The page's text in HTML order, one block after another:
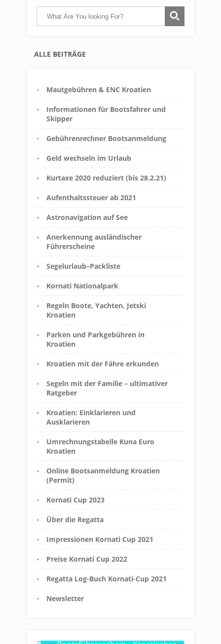
ALLE BEITRÄGE
Mautgebühren & ENC Kroatien
Informationen für Bootsfahrer und
Skipper
Gebührenrechner Bootsanmeldung
Geld wechseln im Urlaub
Kurtaxe 2020 reduziert (bis 28.2.21)
Aufenthaltssteuer ab 2021
Astronavigation auf See
Anerkennung ausländischer
Führerscheine
Segelurlaub–Packliste
Kornati Nationalpark
Regeln Boote, Yachten, Jetski
Kroatien
Parken und Parkgebühren in
Kroatien
Kroatien mit der Fähre erkunden
Segeln mit der Familie – ultimativer
Ratgeber
Kroatien: Einklarieren und
Ausklarieren
Umrechnungstabelle Kuna Euro
Kroatien
Online Bootsanmeldung Kroatien
(Permit)
Kornati Cup 2023
Über die Regatta
Impressionen Kornati Cup 2021
Preise Kornati Cup 2022
Regatta Log-Buch Kornati-Cup 2021
Newsletter